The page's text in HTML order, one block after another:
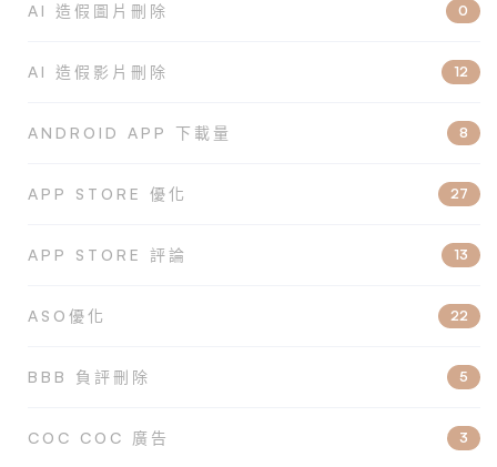
AI 造假圖片刪除 0
AI 造假影片刪除 12
ANDROID APP 下載量 8
APP STORE 優化 27
APP STORE 評論 13
ASO優化 22
BBB 負評刪除 5
COC COC 廣告 3